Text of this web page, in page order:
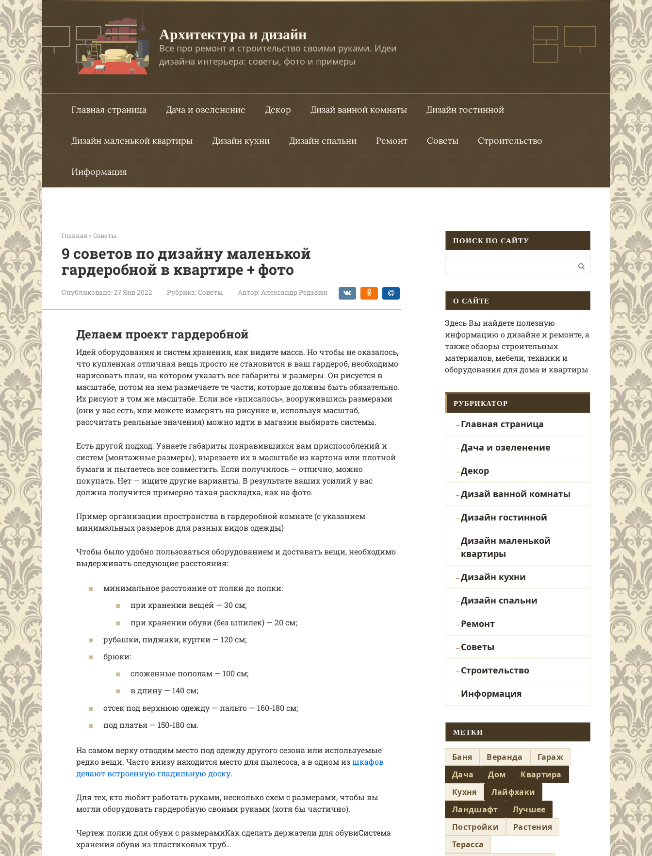
Перейти
к
контенту
Архитектура и дизайн
Все про ремонт и строительство своими руками. Идеи
дизайна интерьера: советы, фото и примеры
Главная страница Дача и озеленение Декор Дизай ванной комнаты Дизайн гостинной
Дизайн маленькой квартиры Дизайн кухни Дизайн спальни Ремонт Советы Строительство
Информация
Главная »Советы
9 советов по дизайну маленькой
гардеробной в квартире + фото
Опубликовано:27 Янв 2022 Рубрика:Советы Автор:Александр Редькин
Делаем проект гардеробной
Идей оборудования и систем хранения, как видите масса. Но чтобы не оказалось,
что купленная отличная вещь просто не становится в ваш гардероб, необходимо
нарисовать план, на котором указать все габариты и размеры. Он рисуется в
масштабе, потом на нем размечаете те части, которые должны быть обязательно.
Их рисуют в том же масштабе. Если все «вписалось», вооружившись размерами
(они у вас есть, или можете измерять на рисунке и, используя масштаб,
рассчитать реальные значения) можно идти в магазин выбирать системы.
Есть другой подход. Узнаете габариты понравившихся вам приспособлений и
систем (монтажные размеры), вырезаете их в масштабе из картона или плотной
бумаги и пытаетесь все совместить. Если получилось — отлично, можно
покупать. Нет — ищите другие варианты. В результате ваших усилий у вас
должна получится примерно такая раскладка, как на фото.
Пример организации пространства в гардеробной комнате (с указанием
минимальных размеров для разных видов одежды)
Чтобы было удобно пользоваться оборудованием и доставать вещи, необходимо
выдерживать следующие расстояния:
минимальное расстояние от полки до полки:
при хранении вещей — 30 см;
при хранении обуви (без шпилек) — 20 см;
рубашки, пиджаки, куртки — 120 см;
брюки:
сложенные пополам — 100 см;
в длину — 140 см;
отсек под верхнюю одежду — пальто — 160-180 см;
под платья — 150-180 см.
На самом верху отводим место под одежду другого сезона или используемые
редко вещи. Часто внизу находится место для пылесоса, а в одном изшкафов
делают встроенную гладильную доску.
Для тех, кто любит работать руками, несколько схем с размерами, чтобы вы
могли оборудовать гардеробную своими руками (хотя бы частично).
Чертеж полки для обуви с размерамиКак сделать держатели для обувиСистема
хранения обуви из пластиковых труб…
ПОИСК ПО САЙТУ
О САЙТЕ
Здесь Вы найдете полезную
информацию о дизайне и ремонте, а
также обзоры строительных
материалов, мебели, техники и
оборудования для дома и квартиры
РУБРИКАТОР
Главная страница
Дача и озеленение
Декор
Дизай ванной комнаты
Дизайн гостинной
Дизайн маленькой
квартиры
Дизайн кухни
Дизайн спальни
Ремонт
Советы
Строительство
Информация
МЕТКИ
Баня Веранда
Гараж
Дача
Дом
Квартира
Кухня
Лайфхаки
Ландшафт
Лучшее
Постройки
Растения
Терасса